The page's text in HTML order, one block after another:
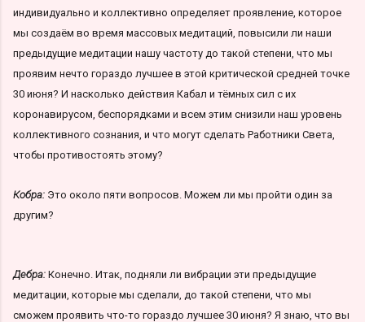
индивидуально и коллективно определяет проявление, которое
мы создаём во время массовых медитаций, повысили ли наши
предыдущие медитации нашу частоту до такой степени, что мы
проявим нечто гораздо лучшее в этой критической средней точке
30 июня? И насколько действия Кабал и тёмных сил с их
коронавирусом, беспорядками и всем этим снизили наш уровень
коллективного сознания, и что могут сделать Работники Света,
чтобы противостоять этому?
Кобра: Это около пяти вопросов. Можем ли мы пройти один за
другим?
Дебра: Конечно. Итак, подняли ли вибрации эти предыдущие
медитации, которые мы сделали, до такой степени, что мы
сможем проявить что-то гораздо лучшее 30 июня? Я знаю, что вы